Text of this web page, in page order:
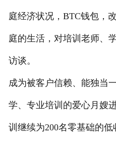
庭经济状况，BTC钱包，
庭的生活，对培训老师、
访谈。
成为被客户信赖、能独当
学、专业培训的爱心月嫂
训继续为200名零基础的